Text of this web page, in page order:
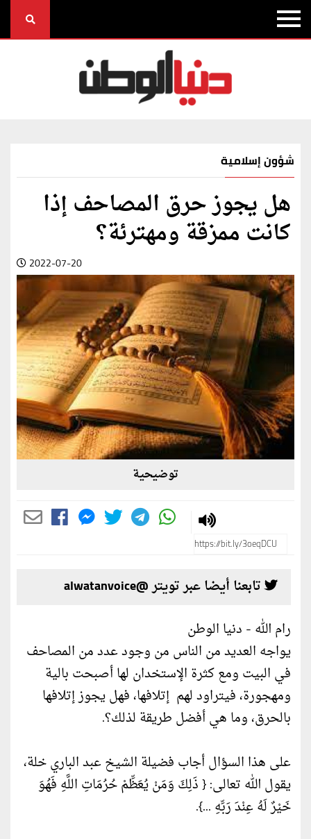
شؤون إسلامية
هل يجوز حرق المصاحف إذا
كانت ممزقة ومهترئة؟
2022-07-20
توضيحية
تابعنا أيضا عبر تويتر @alwatanvoice
رام الله - دنيا الوطن
يواجه العديد من الناس من وجود عدد من المصاحف
في البيت ومع كثرة الإستخدان لها أصبحت بالية
ومهجورة، فيتراود لهم إتلافها، فهل يجوز إتلافها
بالحرق، وما هي أفضل طريقة لذلك؟.
على هذا السؤال أجاب فضيلة الشيخ عبد الباري خلة،
يقول الله تعالى: { ذَلِكَ وَمَنْ يُعَظِّمْ حُرُمَاتِ اللَّهِ فَهُوَ
خَيْرٌ لَهُ عِنْدَ رَبِّهِ ...}.